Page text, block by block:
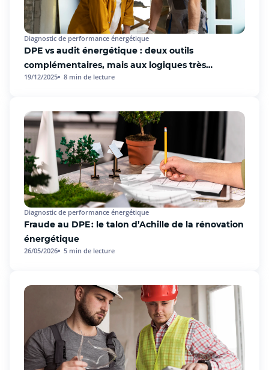
DPE vs audit énergétique : deux outils
complémentaires, mais aux logiques très
différentes
Diagnostic de performance énergétique
19/12/2025 8 min de lecture
Fraude au DPE : le talon d’Achille de la rénovation
énergétique
Diagnostic de performance énergétique
26/05/2026 5 min de lecture